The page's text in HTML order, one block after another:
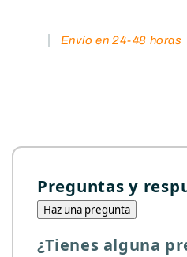
Envío en 24-48 horas
Preguntas y
Haz una pregunta
¿Tienes alguna